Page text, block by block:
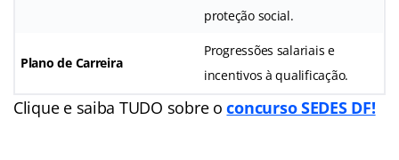
proteção social.
Plano de Carreira
Progressões salariais e
incentivos à qualificação.
Clique e saiba TUDO sobre oconcurso SEDES DF!